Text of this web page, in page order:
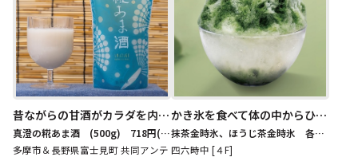
昔ながらの甘酒がカラダを内側から整えてくれます！
真澄の糀あま酒 (500g) 718円(税込)
多摩市＆長野県富士見町 共同アンテ
かき氷を食べて体の中からひんやり！
抹茶金時氷、ほうじ茶金時氷 各759円
四六時中 [４F]